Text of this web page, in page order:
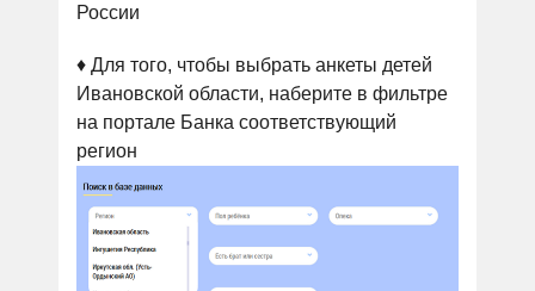
России
♦ Для того, чтобы выбрать анкеты детей
Ивановской области, наберите в фильтре
на портале Банка соответствующий
регион